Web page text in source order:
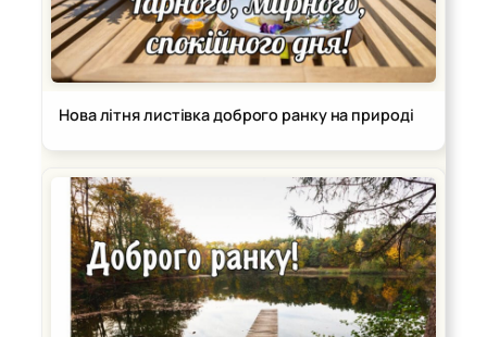
Нова літня листівка доброго ранку на природі